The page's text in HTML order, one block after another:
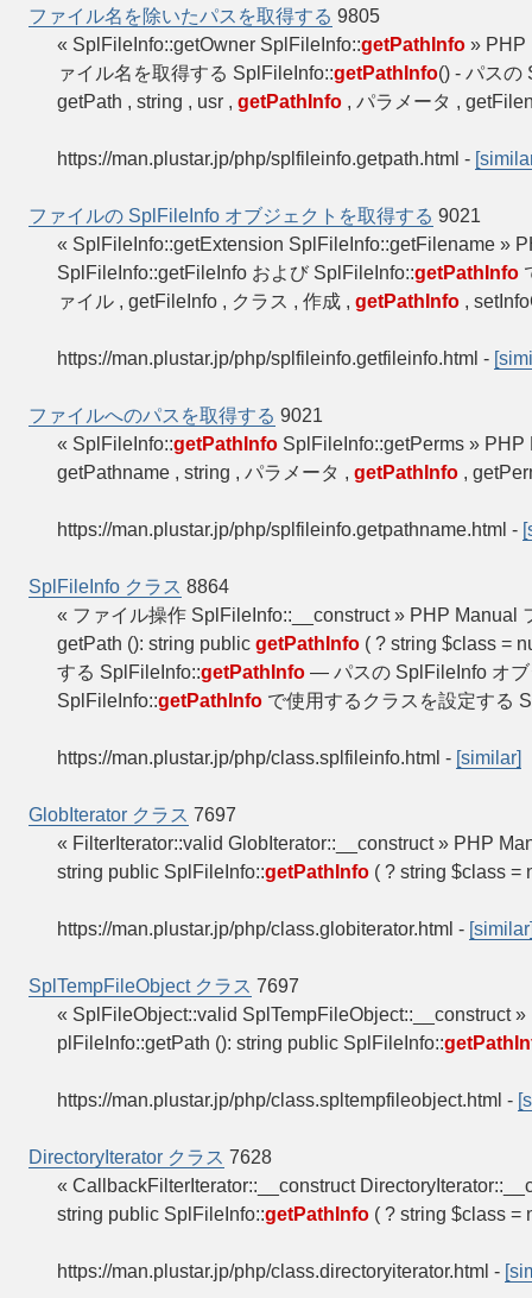
ファイル名を除いたパスを取得する 9805
« SplFileInfo::getOwner SplFileInfo::getPathInfo » PHP
ァイル名を取得する SplFileInfo::getPathInfo() - パスの
getPath , string , usr , getPathInfo , パラメータ ,
https://man.plustar.jp/php/splfileinfo.getpath.html -
ファイルの SplFileInfo オブジェクトを取得する 9021
« SplFileInfo::getExtension SplFileInfo::getFilename »
SplFileInfo::getFileInfo および SplFileInfo::getPathInfo
ァイル , getFileInfo , クラス , 作成 , getPathInfo ,
https://man.plustar.jp/php/splfileinfo.getfileinfo.html -
ファイルへのパスを取得する 9021
« SplFileInfo::getPathInfo SplFileInfo::getPerms »
getPathname , string , パラメータ , getPathInfo ,
https://man.plustar.jp/php/splfileinfo.getpathname.html -
SplFileInfo クラス 8864
« ファイル操作 SplFileInfo::__construct » PHP
getPath (): string public getPathInfo ( ? string $class =
する SplFileInfo::getPathInfo — パスの SplFileInfo オ
SplFileInfo::getPathInfo で使用するクラスを設定する
https://man.plustar.jp/php/class.splfileinfo.html - [similar]
GlobIterator クラス 7697
« FilterIterator::valid GlobIterator::__construct » PHP
string public SplFileInfo::getPathInfo ( ? string $class
https://man.plustar.jp/php/class.globiterator.html -
SplTempFileObject クラス 7697
« SplFileObject::valid SplTempFileObject::__construct
plFileInfo::getPath (): string public SplFileInfo::
https://man.plustar.jp/php/class.spltempfileobject.html -
DirectoryIterator クラス 7628
« CallbackFilterIterator::__construct
string public SplFileInfo::getPathInfo ( ? string $class
https://man.plustar.jp/php/class.directoryiterator.html -